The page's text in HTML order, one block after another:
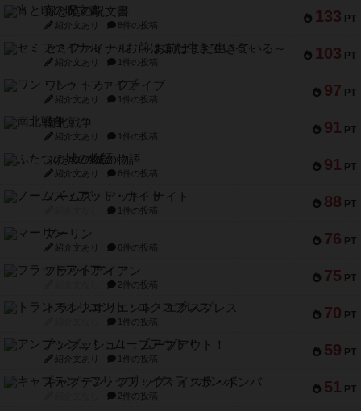
133 PT
宵と暁の呪文書
紹介文あり 8件の投稿
103 PT
セミファイナル ～お前はまだ生きている～
紹介文あり 1件の投稿
97 PT
ワン・トゥ・ファイブ
紹介文あり 1件の投稿
91 PT
南北戦争
紹介文あり 1件の投稿
91 PT
ふたつの城の物語
紹介文あり 6件の投稿
88 PT
ノームズ・アット・ナイト
1件の投稿
76 PT
マーリン
紹介文あり 6件の投稿
75 PT
フラットアイアン
2件の投稿
70 PT
トランスオリエント・エクスプレス
1件の投稿
59 PT
アンブッシュ！：ムーブアウト！
紹介文あり 1件の投稿
51 PT
キャプテン・フリップ：イスラ・ボンバ
2件の投稿